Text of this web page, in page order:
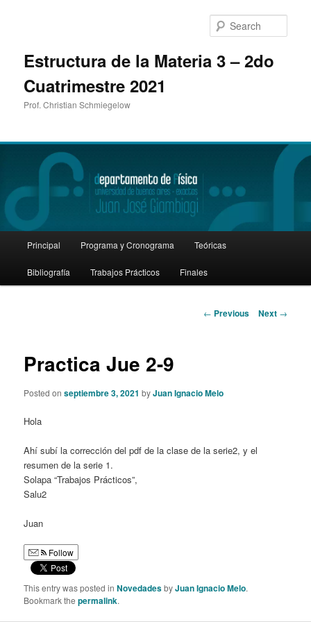
Estructura de la Materia 3 – 2do
Cuatrimestre 2021
Prof. Christian Schmiegelow
Skip
to
Principal Programa y Cronograma Teóricas
Bibliografía Trabajos Prácticos Finales
Post
← Previous Next →
Practica Jue 2-9
Posted onseptiembre 3, 2021 byJuan Ignacio Melo
Hola
Ahí subí la corrección del pdf de la clase de la serie2, y el
resumen de la serie 1.
Solapa “Trabajos Prácticos”,
Salu2
Juan
Follow
This entry was posted inNovedadesbyJuan Ignacio Melo.
Bookmark thepermalink.